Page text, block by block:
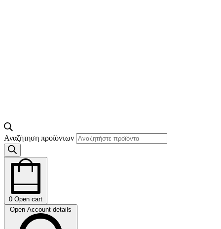
Αναζήτηση προϊόντων
0 Open cart
Open Account details